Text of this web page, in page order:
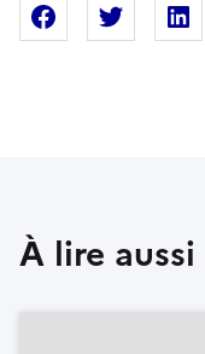
Partager sur
À lire aussi